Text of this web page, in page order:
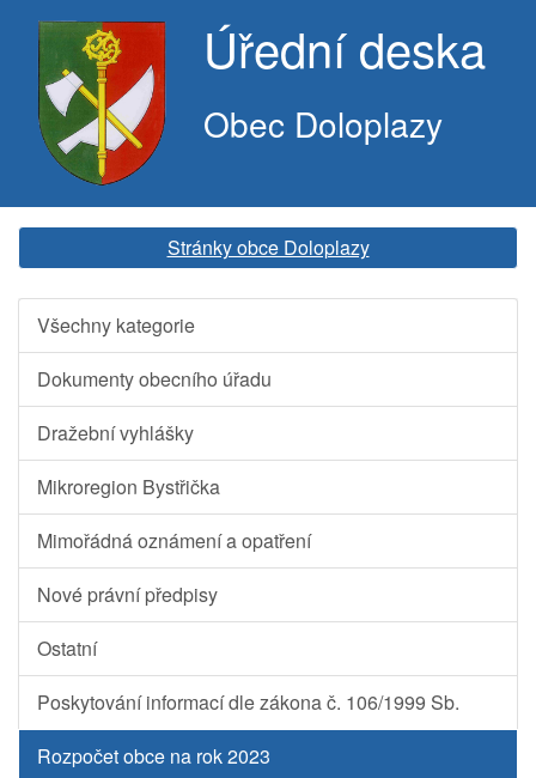
Úřední deska
Obec Doloplazy
Stránky obce Doloplazy
Všechny kategorie
Dokumenty obecního úřadu
Dražební vyhlášky
Mikroregion Bystřička
Mimořádná oznámení a opatření
Nové právní předpisy
Ostatní
Poskytování informací dle zákona č. 106/1999 Sb.
Rozpočet obce na rok 2023